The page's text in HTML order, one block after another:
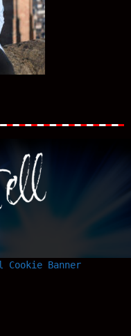
Cookie Banner